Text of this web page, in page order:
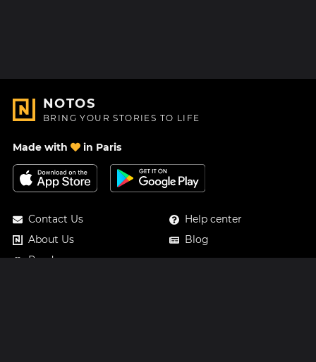
NOTOS
BRING YOUR STORIES TO LIFE
Made with in Paris
Contact Us
About Us
Roadmap
Help center
Blog